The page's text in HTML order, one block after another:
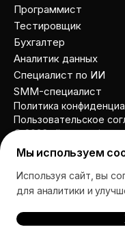
Программист
Тестировщик
Бухгалтер
Аналитик данных
Специалист по ИИ
SMM-специалист
© 2026 allcourses.io
Пользовательское
Политика
Мы используем
Используя сайт, вы
для аналитики и